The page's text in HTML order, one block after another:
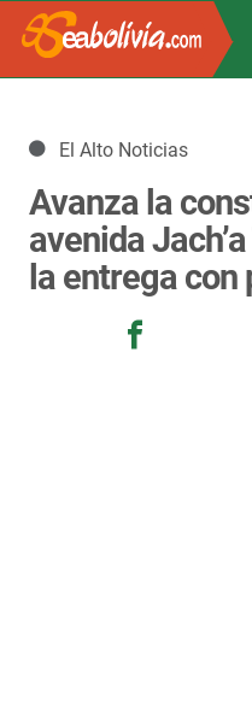
Detalles
El Alto Noticias
Avanza la
avenida
la entrega